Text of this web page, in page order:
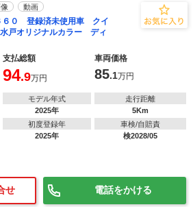
動画
６０ 登録済未使用車 クイ
戸オリジナルカラー ディ
支払総額
車両価格
94.9万円 85.1万円
モデル年式
2025年
走行距離
5Km
初度登録年
2025年
車検/自賠責
検2028/05
せ 電話をかける